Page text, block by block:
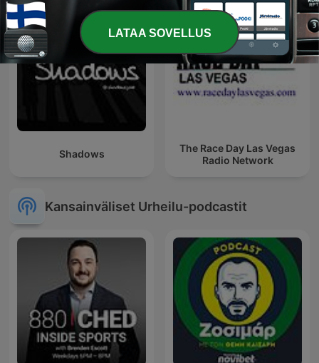
Shadows
The Race Day Las Vegas
Radio Network
Kansainväliset Urheilu-podcastit
LATAA SOVELLUS